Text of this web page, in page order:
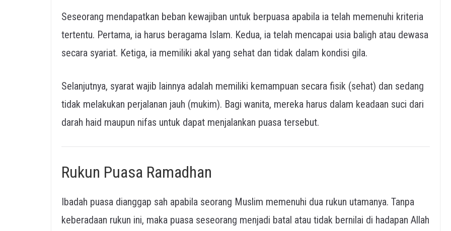
Seseorang mendapatkan beban kewajiban untuk berpuasa apabila ia telah memenuhi kriteria
tertentu. Pertama, ia harus beragama Islam. Kedua, ia telah mencapai usia baligh atau dewasa
secara syariat. Ketiga, ia memiliki akal yang sehat dan tidak dalam kondisi gila.
Selanjutnya, syarat wajib lainnya adalah memiliki kemampuan secara fisik (sehat) dan sedang
tidak melakukan perjalanan jauh (mukim). Bagi wanita, mereka harus dalam keadaan suci dari
darah haid maupun nifas untuk dapat menjalankan puasa tersebut.
Rukun Puasa Ramadhan
Ibadah puasa dianggap sah apabila seorang Muslim memenuhi dua rukun utamanya. Tanpa
keberadaan rukun ini, maka puasa seseorang menjadi batal atau tidak bernilai di hadapan Allah